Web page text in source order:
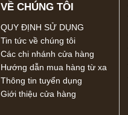
VỀ CHÚNG TÔI
QUY ĐỊNH SỬ DỤNG
Tin tức về chúng tôi
Các chi nhánh cửa hàng
Hướng dẫn mua hàng từ xa
Thông tin tuyển dụng
Giới thiệu cửa hàng